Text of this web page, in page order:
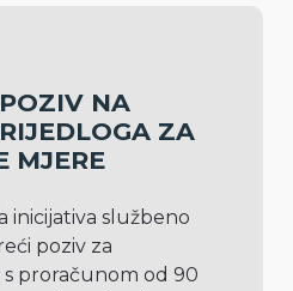
NA
ZA
MJERE
inicijativa službeno
poziv za
proračunom od 90